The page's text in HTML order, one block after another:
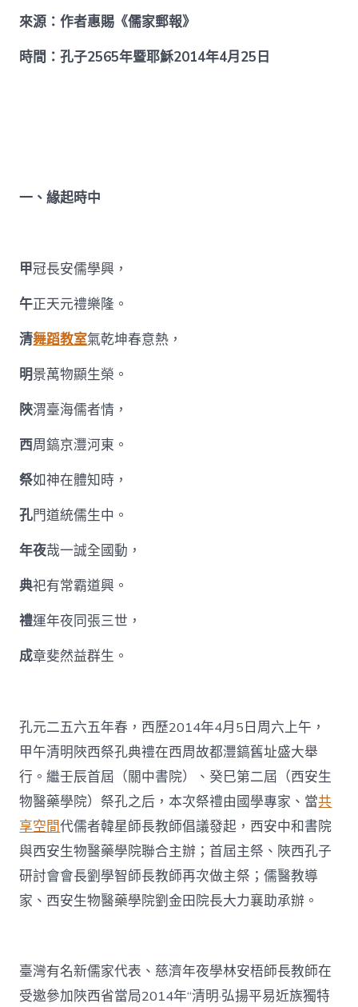
找
宮
格
來源：作者惠賜《儒家郵報》
時間：孔子2565年暨耶穌2014年4月25日
一、緣起時中
甲冠長安儒學興，
午正天元禮樂隆。
清舞蹈教室氣乾坤春意熱，
明景萬物顯生榮。
陜渭臺海儒者情，
西周鎬京灃河東。
祭如神在體知時，
孔門道統儒生中。
年夜哉一誠全國動，
典祀有常霸道興。
禮運年夜同張三世，
成章斐然益群生。
孔元二五六五年春，西歷2014年4月5日周六上午，
甲午清明陜西祭孔典禮在西周故都灃鎬舊址盛大舉
行。繼壬辰首屆（關中書院）、癸巳第二屆（西安生
物醫藥學院）祭孔之后，本次祭禮由國學專家、當共
享空間代儒者韓星師長教師倡議發起，西安中和書院
與西安生物醫藥學院聯合主辦；首屆主祭、陜西孔子
研討會會長劉學智師長教師再次做主祭；儒醫教導
家、西安生物醫藥學院劉金田院長大力襄助承辦。
臺灣有名新儒家代表、慈濟年夜學林安梧師長教師在
受邀參加陜西省當局2014年“清明·弘揚平易近族獨特